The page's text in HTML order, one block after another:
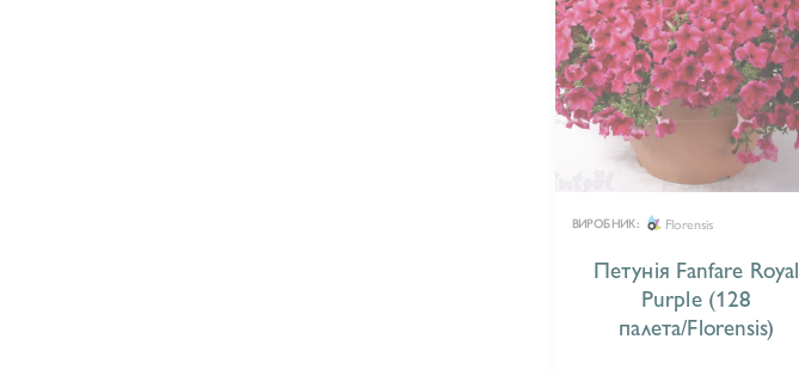
ВИРОБНИК: Florensis
Петунія Fanfare Royal
Purple (128
палета/Florensis)